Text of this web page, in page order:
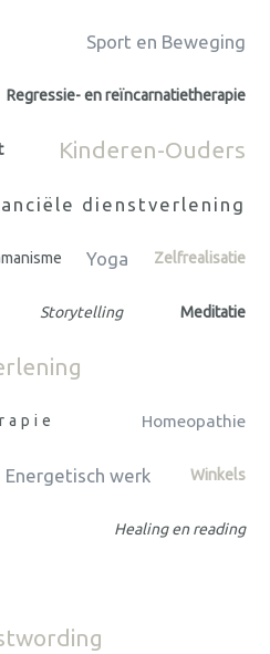
Sport en Beweging
Regressie- en reïncarnatietherapie
Kinderen-Ouders
dienstverlening
Yoga Zelfrealisatie
Storytelling Meditatie
Homeopathie
Energetisch werk Winkels
Healing en reading